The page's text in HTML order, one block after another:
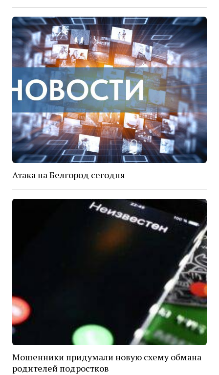
Атака на Белгород сегодня
Мошенники придумали новую схему обмана
родителей подростков